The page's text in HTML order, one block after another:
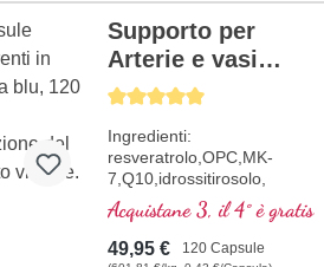
Average rating of 5 out of 5 stars
Supporto per
Arterie e vasi
sanguigni
Ingredienti:
resveratrolo,OPC,MK-
7,Q10,idrossitirosolo,
nattokinase e la vitamina C,
che contribuisce alla normale
formazione del collagene per
Acquistane 3, il 4° è gratis
49,95 € 120 Capsule